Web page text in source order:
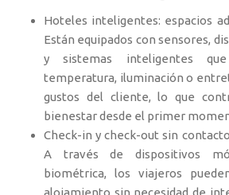
Hoteles inteligentes: espacios
Están equipados con sensores,
y sistemas inteligentes
temperatura, iluminación o
gustos del cliente, lo que
bienestar desde el primer
Check-in y check-out sin
A través de dispositivos
biométrica, los viajeros
alojamiento sin necesidad de